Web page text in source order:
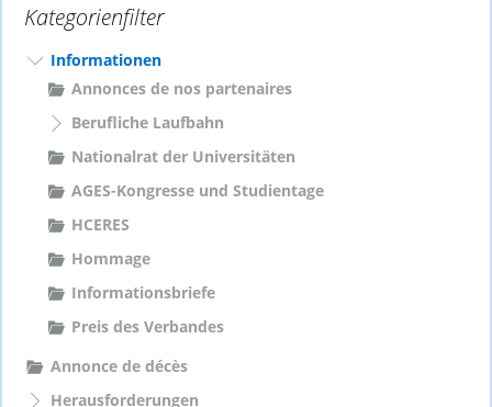
n
a
Kategorienfilter
Informationen
Annonces de nos partenaires
Berufliche Laufbahn
Nationalrat der Universitäten
AGES-Kongresse und Studientage
HCERES
Hommage
Informationsbriefe
Preis des Verbandes
Annonce de décès
Herausforderungen